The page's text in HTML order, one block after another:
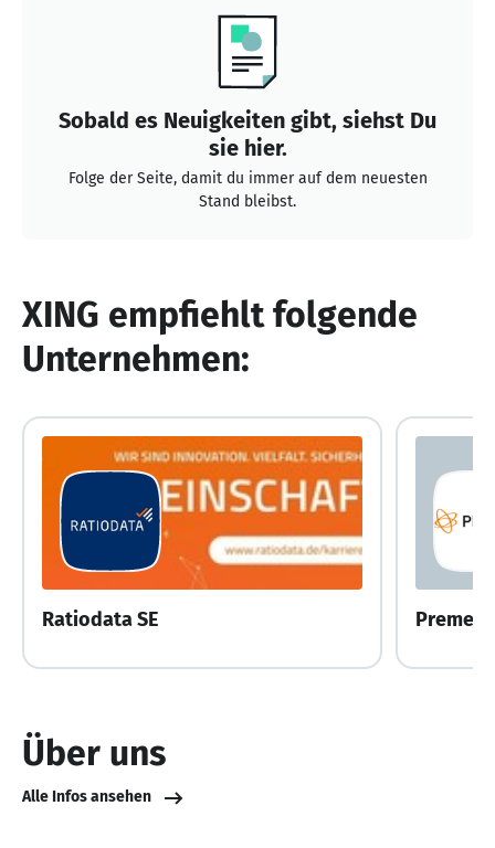
Sobald es Neuigkeiten gibt, siehst Du
sie hier.
Folge der Seite, damit du immer auf dem neuesten
Stand bleibst.
XING empfiehlt folgende
Unternehmen:
Ratiodata SE
Über uns
Alle Infos ansehen